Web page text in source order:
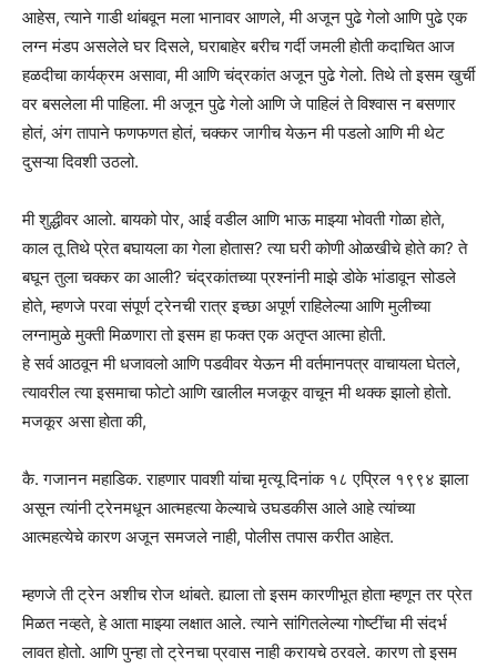
आहेस, त्याने गाडी थांबवून मला भानावर आणले, मी अजून पुढे गेलो आणि पुढे एक
लग्न मंडप असलेले घर दिसले, घराबाहेर बरीच गर्दी जमली होती कदाचित आज
हळदीचा कार्यक्रम असावा, मी आणि चंद्रकांत अजून पुढे गेलो. तिथे तो इसम खुर्ची
वर बसलेला मी पाहिला. मी अजून पुढे गेलो आणि जे पाहिलं ते विश्वास न बसणार
होतं, अंग तापाने फणफणत होतं, चक्कर जागीच येऊन मी पडलो आणि मी थेट
दुसऱ्या दिवशी उठलो.
मी शुद्धीवर आलो. बायको पोर, आई वडील आणि भाऊ माझ्या भोवती गोळा होते,
काल तू तिथे प्रेत बघायला का गेला होतास? त्या घरी कोणी ओळखीचे होते का? ते
बघून तुला चक्कर का आली? चंद्रकांतच्या प्रश्नांनी माझे डोके भांडावून सोडले
होते, म्हणजे परवा संपूर्ण ट्रेनची रात्र इच्छा अपूर्ण राहिलेल्या आणि मुलीच्या
लग्नामुळे मुक्ती मिळणारा तो इसम हा फक्त एक अतृप्त आत्मा होती.
हे सर्व आठवून मी धजावलो आणि पडवीवर येऊन मी वर्तमानपत्र वाचायला घेतले,
त्यावरील त्या इसमाचा फोटो आणि खालील मजकूर वाचून मी थक्क झालो होतो.
मजकूर असा होता की,
कै. गजानन महाडिक. राहणार पावशी यांचा मृत्यू दिनांक १८ एप्रिल १९९४ झाला
असून त्यांनी ट्रेनमधून आत्महत्या केल्याचे उघडकीस आले आहे त्यांच्या
आत्महत्येचे कारण अजून समजले नाही, पोलीस तपास करीत आहेत.
म्हणजे ती ट्रेन अशीच रोज थांबते. ह्याला तो इसम कारणीभूत होता म्हणून तर प्रेत
मिळत नव्हते, हे आता माझ्या लक्षात आले. त्याने सांगितलेल्या गोष्टींचा मी संदर्भ
लावत होतो. आणि पुन्हा तो ट्रेनचा प्रवास नाही करायचे ठरवले. कारण तो इसम